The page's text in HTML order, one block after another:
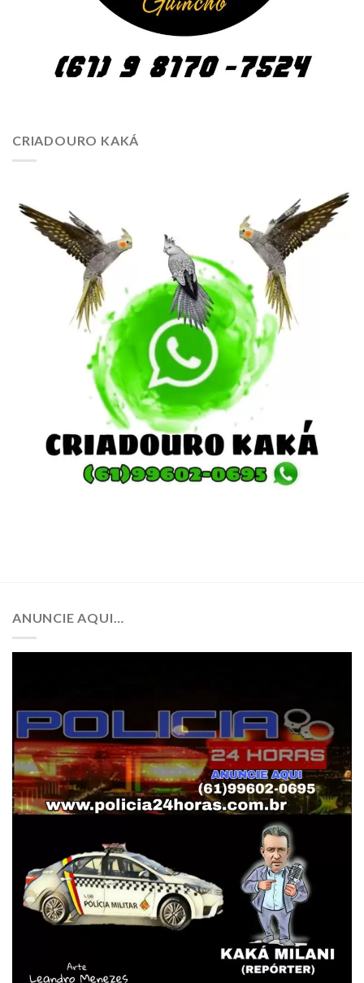
CRIADOURO KAKÁ
ANUNCIE AQUI…